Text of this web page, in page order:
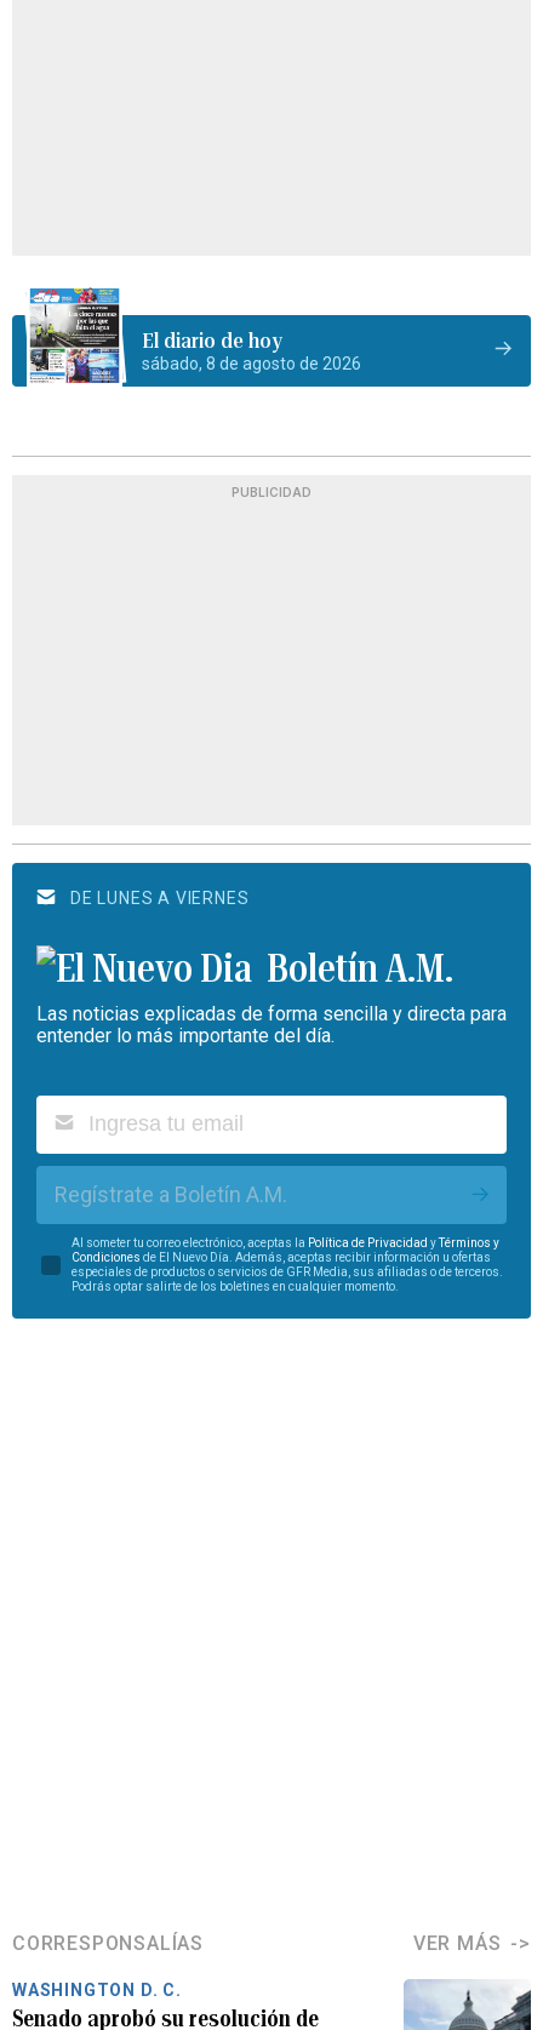
El diario de hoy
sábado, 8 de agosto de 2026
PUBLICIDAD
DE LUNES A VIERNES
Boletín A.M.
Las noticias explicadas de forma sencilla y directa para
entender lo más importante del día.
Regístrate a Boletín A.M.
Al someter tu correo electrónico, aceptas la Política de Privacidad yTérminos y
Condiciones de El Nuevo Día. Además, aceptas recibir información u ofertas
especiales de productos o servicios de GFR Media, sus afiliadas o de terceros.
Podrás optar salirte de los boletines en cualquier momento.
CORRESPONSALÍAS VER MÁS
WASHINGTON D. C.
Senado aprobó su resolución de